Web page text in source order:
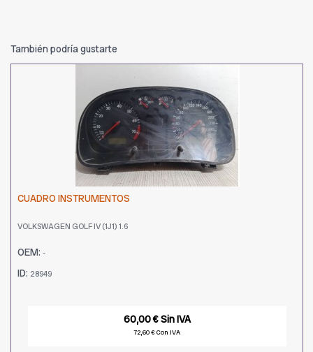
También podría gustarte
CUADRO INSTRUMENTOS
VOLKSWAGEN GOLF IV (1J1) 1.6
OEM: -
ID: 28949
60,00 € Sin IVA
72,60 € Con IVA